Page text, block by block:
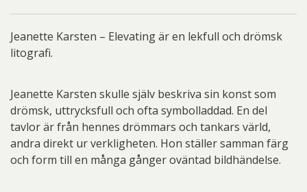
Jeanette Karsten – Elevating är en lekfull och drömsk
litografi.
Jeanette Karsten skulle själv beskriva sin konst som
drömsk, uttrycksfull och ofta symbolladdad. En del
tavlor är från hennes drömmars och tankars värld,
andra direkt ur verkligheten. Hon ställer samman färg
och form till en många gånger oväntad bildhändelse.